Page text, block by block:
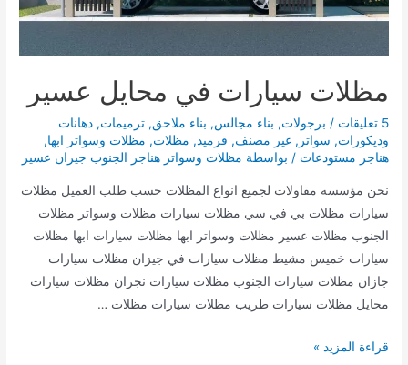
مظلات سيارات في محايل عسير
5 تعليقات / برجولات, بناء مجالس, بناء ملاحق,ترميمات,دهانات
وديكورات, سواتر ,غير مصنف, قرميد, مظلات, مظلات وسواتر ابها,
هناجر مستودعات / بواسطة مظلات وسواتر هناجر الجنوب جيزان عسير
نحن مؤسسه مقاولات لجميع انواع المظلات حسب طلب العميل مظلات
سيارات مظلات بي في سي مظلات سيارات مظلات وسواتر مظلات
الجنوب مظلات عسير مظلات وسواتر ابها مظلات سيارات ابها مظلات
سيارات خميس مشيط مظلات سيارات في جيزان مظلات سيارات
جازان مظلات سيارات الجنوب مظلات سيارات نجران مظلات سيارات
محايل مظلات سيارات طريب مظلات سيارات مظلات …
مظلات
قراءة المزيد »